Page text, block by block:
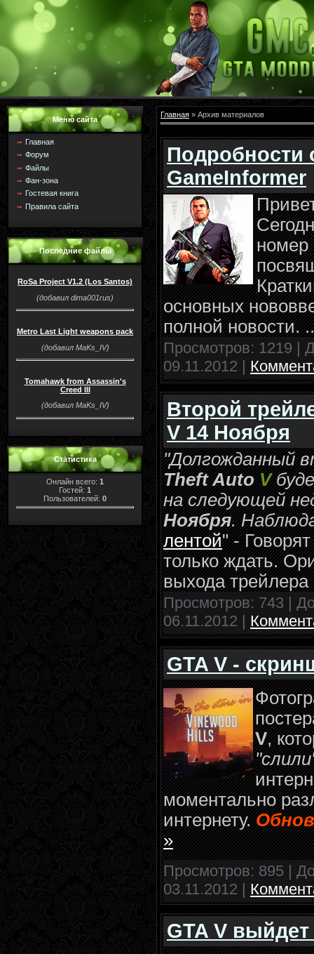
Меню сайта
Главная
Форум
Файлы
Фан-зона
Гостевая книга
Правила сайта
Последние файлы
RoSa Project V1.2 (Los Santos)
(добавил dima001rus)
Metro Last Light weapons pack
(добавил MaKs_IV)
Tomahawk from Assassin's
Creed III
(добавил MaKs_IV)
Статистика
Онлайн всего: 1
Гостей: 1
Пользователей: 0
Главная » Архив материалов
Подробности
GameInformer
номер
основных
полной новости.
Просмотров: 1219 |
09.11.2012 |
Второй
V 14 Ноября
"Долгожданный
Theft AutoV
на следующей
Ноября.
лентой" -
только ждать.
выхода трейлера
Просмотров: 743 |
06.11.2012 |
GTA V -
V,
моментально
интернету.
»
Просмотров: 895 |
03.11.2012 |
GTA V